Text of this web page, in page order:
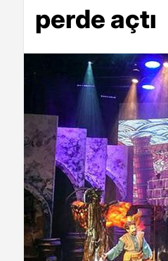
perde açtı